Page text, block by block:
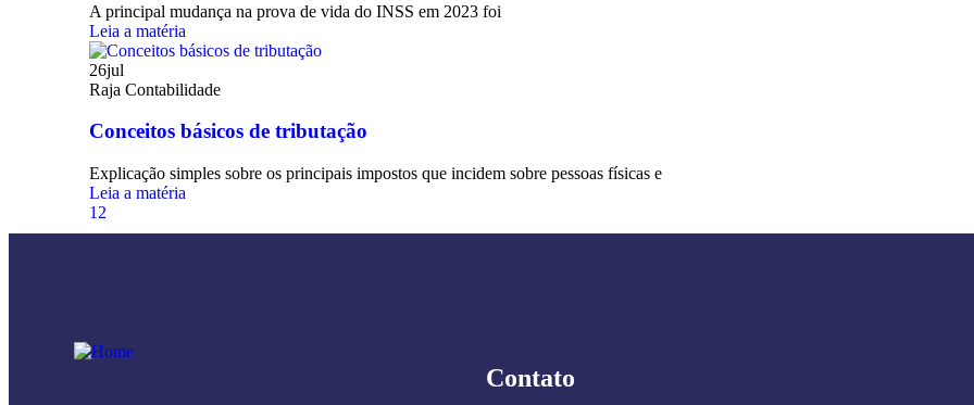
A principal mudança na prova de vida do INSS em 2023 foi
Leia a matéria
26jul
Raja Contabilidade
Conceitos básicos de tributação
Explicação simples sobre os principais impostos que incidem sobre pessoas físicas e
Leia a matéria
1 2
Contato